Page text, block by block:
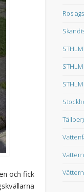
och fick